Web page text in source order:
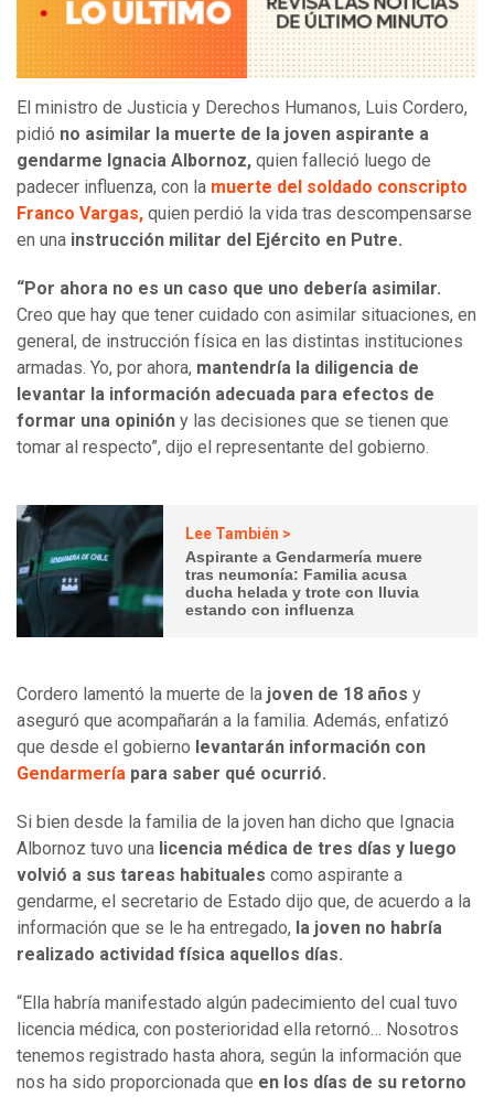
El ministro de Justicia y Derechos Humanos, Luis Cordero,
pidió no asimilar la muerte de la joven aspirante a
gendarme Ignacia Albornoz, quien falleció luego de
padecer influenza, con la muerte del soldado conscripto
Franco Vargas, quien perdió la vida tras descompensarse
en una instrucción militar del Ejército en Putre.
“Por ahora no es un caso que uno debería asimilar.
Creo que hay que tener cuidado con asimilar situaciones, en
general, de instrucción física en las distintas instituciones
armadas. Yo, por ahora, mantendría la diligencia de
levantar la información adecuada para efectos de
formar una opinión y las decisiones que se tienen que
tomar al respecto”, dijo el representante del gobierno.
Lee También >
Aspirante a Gendarmería muere
tras neumonía: Familia acusa
ducha helada y trote con lluvia
estando con influenza
Cordero lamentó la muerte de la joven de 18 años y
aseguró que acompañarán a la familia. Además, enfatizó
que desde el gobierno levantarán información con
Gendarmería para saber qué ocurrió.
Si bien desde la familia de la joven han dicho que Ignacia
Albornoz tuvo una licencia médica de tres días y luego
volvió a sus tareas habituales como aspirante a
gendarme, el secretario de Estado dijo que, de acuerdo a la
información que se le ha entregado, la joven no habría
realizado actividad física aquellos días.
“Ella habría manifestado algún padecimiento del cual tuvo
licencia médica, con posterioridad ella retornó… Nosotros
tenemos registrado hasta ahora, según la información que
nos ha sido proporcionada que en los días de su retorno